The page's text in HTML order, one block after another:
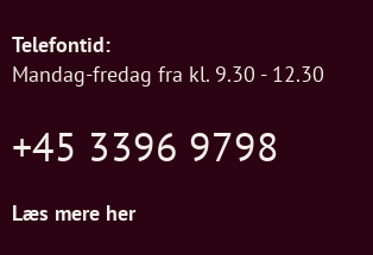
Telefontid:
Mandag-fredag fra kl. 9.30 - 12.30
+45 3396 9798
Læs mere her